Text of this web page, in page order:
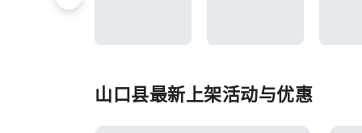
山口县最新上架活动与优惠